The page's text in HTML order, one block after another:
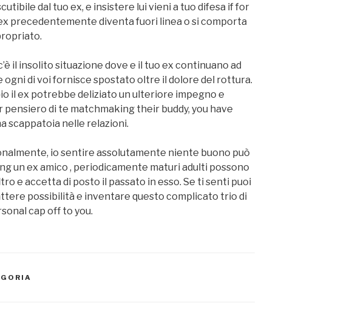
dal tuo ex, e insistere lui vieni a tuo difesa if for
precedentemente diventa fuori linea o si comporta
il insolito situazione dove e il tuo ex continuano ad
ogni di voi fornisce spostato oltre il dolore del rottura.
il ex potrebbe deliziato un ulteriore impegno e
di te matchmaking their buddy, you have
scappatoia nelle relazioni.
io sentire assolutamente niente buono può
un ex amico , periodicamente maturi adulti possono
e accetta di posto il passato in esso. Se ti senti puoi
possibilità e inventare questo complicato trio di
cap off to you.